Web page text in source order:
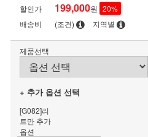
할인가
199,000원 20%
배송비
(조건) 지역별
제품선택
+ 추가 옵션 선택
[G082]리
트만 추가
옵션